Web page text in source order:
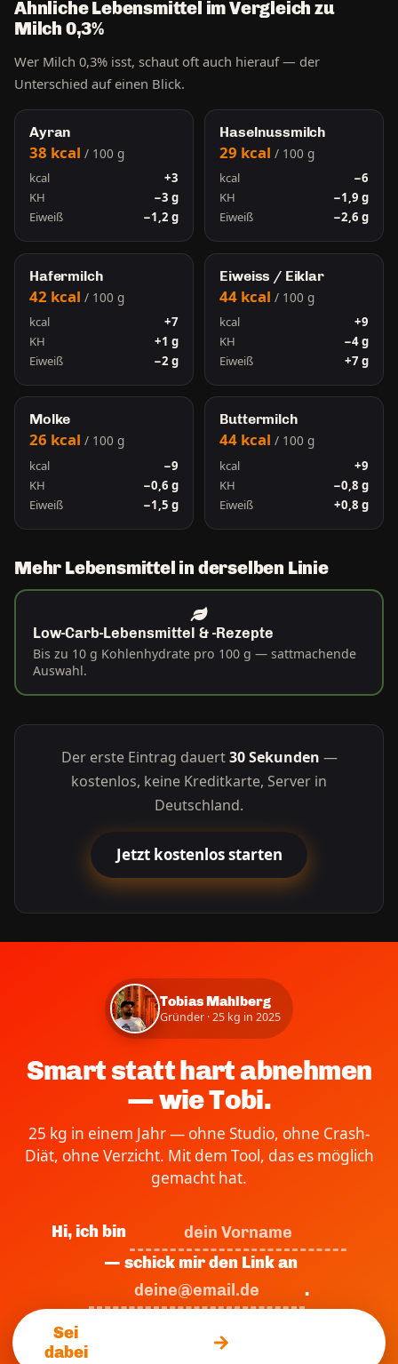
Ähnliche Lebensmittel im Vergleich zu
Milch 0,3%
Wer Milch 0,3% isst, schaut oft auch hierauf — der
Unterschied auf einen Blick.
Ayran
38 kcal / 100 g
kcal
+3
KH
−3 g
Eiweiß
−1,2 g
Haselnussmilch
29 kcal/ 100 g
kcal
−6
KH
−1,9 g
Eiweiß
−2,6 g
Hafermilch
42 kcal / 100 g
kcal
+7
KH
+1 g
Eiweiß
−2 g
Eiweiss / Eiklar
44 kcal/ 100 g
kcal
+9
KH
−4 g
Eiweiß
+7 g
Molke
26 kcal / 100 g
kcal
−9
KH
−0,6 g
Eiweiß
−1,5 g
Buttermilch
44 kcal/ 100 g
kcal
+9
KH
−0,8 g
Eiweiß
+0,8 g
Mehr Lebensmittel in derselben Linie
Low-Carb-Lebensmittel & -Rezepte
Bis zu 10 g Kohlenhydrate pro 100 g — sattmachende
Auswahl.
Der erste Eintrag dauert30 Sekunden —
kostenlos, keine Kreditkarte, Server in
Deutschland.
Jetzt kostenlos starten
Tobias Mahlberg
Gründer · 25 kg in 2025
Smart statt hart abnehmen
— wie Tobi.
25 kg in einem Jahr — ohne Studio, ohne Crash-
Diät, ohne Verzicht. Mit dem Tool, das es möglich
gemacht hat.
Hi, ich bin
— schick mir den Link an
.
Sei
dabei